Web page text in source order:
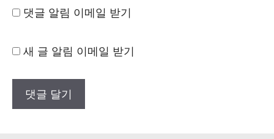
댓글 알림 이메일 받기
새 글 알림 이메일 받기